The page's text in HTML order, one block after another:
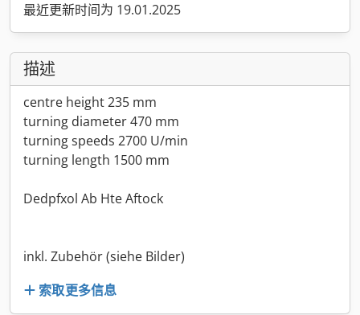
最近更新时间为 19.01.2025
描述
centre height 235 mm
turning diameter 470 mm
turning speeds 2700 U/min
turning length 1500 mm
Dedpfxol Ab Hte Aftock
inkl. Zubehör (siehe Bilder)
索取更多信息